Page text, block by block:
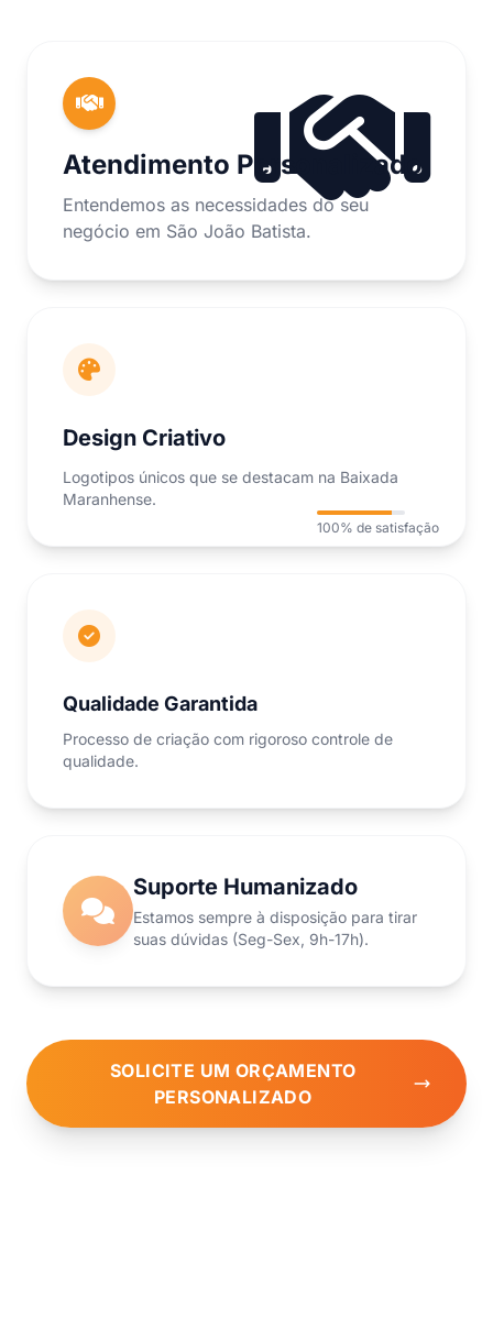
Atendimento Personalizado
Entendemos as necessidades do seu
negócio em São João Batista.
Design Criativo
Logotipos únicos que se destacam na Baixada
Maranhense.
100% de satisfação
Qualidade Garantida
Processo de criação com rigoroso controle de
qualidade.
Suporte Humanizado
Estamos sempre à disposição para tirar
suas dúvidas (Seg-Sex, 9h-17h).
SOLICITE UM ORÇAMENTO
PERSONALIZADO